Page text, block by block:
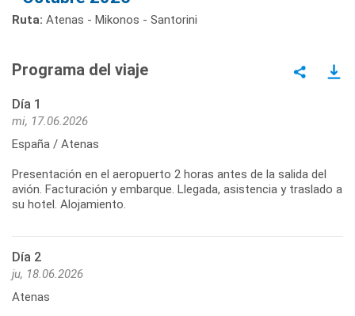
Ruta: Atenas - Mikonos - Santorini
Programa del viaje
Día 1
mi, 17.06.2026
España / Atenas
Presentación en el aeropuerto 2 horas antes de la salida del
avión. Facturación y embarque. Llegada, asistencia y traslado a
su hotel. Alojamiento.
Día 2
ju, 18.06.2026
Atenas